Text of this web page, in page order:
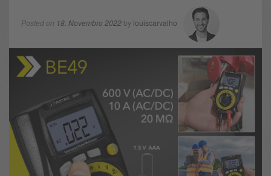
Posted on 18. Novembro 2022 by louiscarvalho